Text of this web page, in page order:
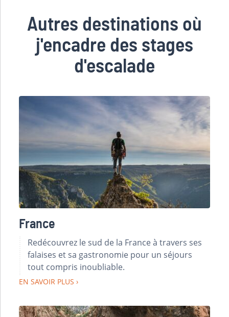
Autres destinations où
j'encadre des stages
d'escalade
France
Redécouvrez le sud de la France à travers ses
falaises et sa gastronomie pour un séjours
tout compris inoubliable.
EN SAVOIR PLUS